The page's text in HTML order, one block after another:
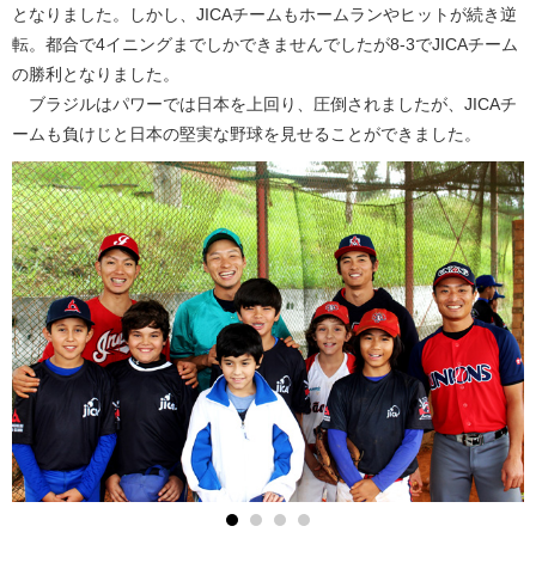
となりました。しかし、JICAチームもホームランやヒットが続き逆
転。都合で4イニングまでしかできませんでしたが8-3でJICAチーム
の勝利となりました。
ブラジルはパワーでは日本を上回り、圧倒されましたが、JICAチ
ームも負けじと日本の堅実な野球を見せることができました。